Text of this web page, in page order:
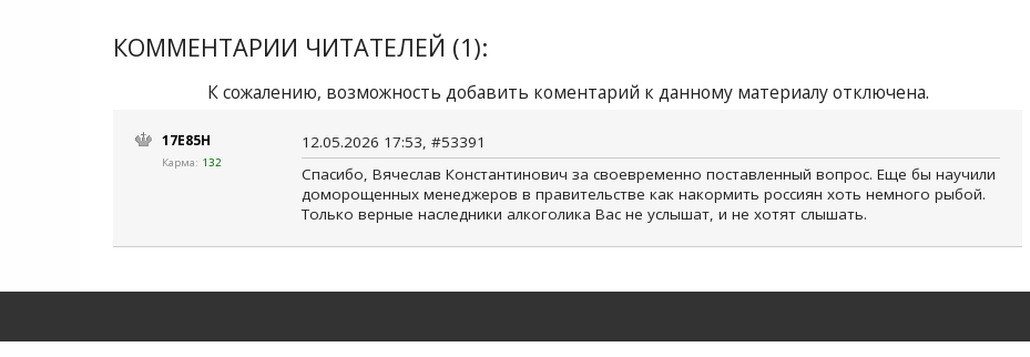
КОММЕНТАРИИ ЧИТАТЕЛЕЙ (1):
К сожалению, возможность добавить коментарий к данному материалу отключена.
17E85H
Карма: 132
12.05.2026 17:53, #53391
Спасибо, Вячеслав Константинович за своевременно поставленный вопрос. Еще бы научили
доморощенных менеджеров в правительстве как накормить россиян хоть немного рыбой.
Только верные наследники алкоголика Вас не услышат, и не хотят слышать.